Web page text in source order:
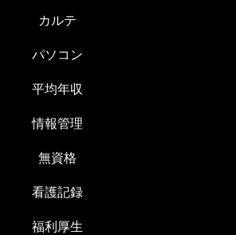
カルテ
パソコン
平均年収
情報管理
無資格
看護記録
福利厚生